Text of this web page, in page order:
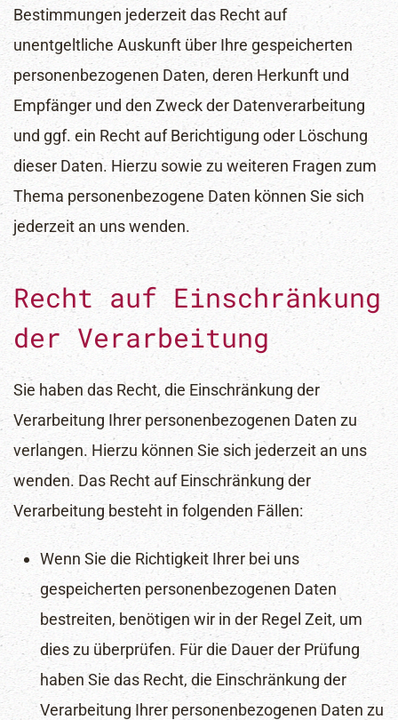
Bestimmungen jederzeit das Recht auf
unentgeltliche Auskunft über Ihre gespeicherten
personenbezogenen Daten, deren Herkunft und
Empfänger und den Zweck der Datenverarbeitung
und ggf. ein Recht auf Berichtigung oder Löschung
dieser Daten. Hierzu sowie zu weiteren Fragen zum
Thema personenbezogene Daten können Sie sich
jederzeit an uns wenden.
Recht auf Einschränkung
der Verarbeitung
Sie haben das Recht, die Einschränkung der
Verarbeitung Ihrer personenbezogenen Daten zu
verlangen. Hierzu können Sie sich jederzeit an uns
wenden. Das Recht auf Einschränkung der
Verarbeitung besteht in folgenden Fällen:
Wenn Sie die Richtigkeit Ihrer bei uns
gespeicherten personenbezogenen Daten
bestreiten, benötigen wir in der Regel Zeit, um
dies zu überprüfen. Für die Dauer der Prüfung
haben Sie das Recht, die Einschränkung der
Verarbeitung Ihrer personenbezogenen Daten zu